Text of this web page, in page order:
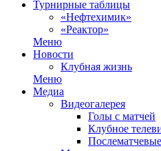
Турнирные таблицы
«Нефтехимик»
«Реактор»
Меню
Новости
Клубная жизнь
Меню
Медиа
Видеогалерея
Голы с матчей
Клубное